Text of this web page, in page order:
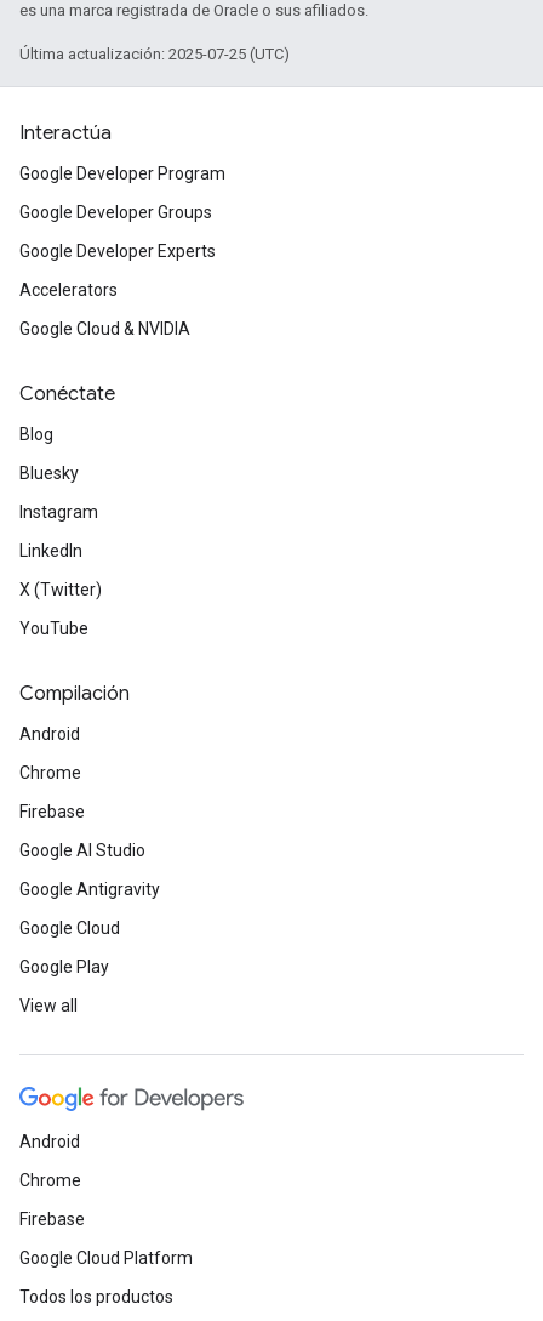
es una marca registrada de Oracle o sus afiliados.
Última actualización: 2025-07-25 (UTC)
Interactúa
Google Developer Program
Google Developer Groups
Google Developer Experts
Accelerators
Google Cloud & NVIDIA
Conéctate
Blog
Bluesky
Instagram
LinkedIn
X (Twitter)
YouTube
Compilación
Android
Chrome
Firebase
Google AI Studio
Google Antigravity
Google Cloud
Google Play
View all
Android
Chrome
Firebase
Google Cloud Platform
Todos los productos